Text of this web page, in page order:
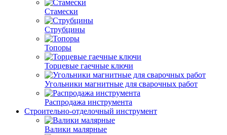
Стамески
Струбцины
Топоры
Торцевые гаечные ключи
Угольники магнитные для сварочных работ
Распродажа инструмента
Строительно-отделочный инструмент
Валики малярные